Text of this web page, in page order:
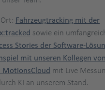
Fahrzeugtracking mit der
sowie ein
Stories der Software-
mit unseren Kollegen von
MotionsCloud mit Live
KI an unserem Stand.